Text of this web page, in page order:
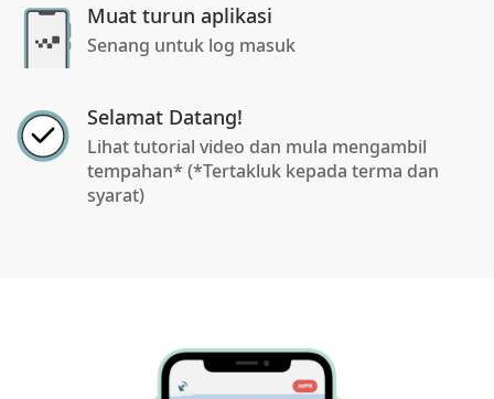
Muat turun aplikasi
Senang untuk log masuk
Selamat Datang!
Lihat tutorial video dan mula mengambil
tempahan* (*Tertakluk kepada terma dan
syarat)